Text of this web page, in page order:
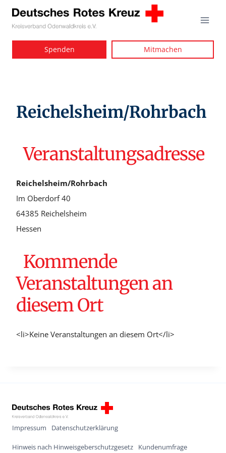
Zum
Inhalt
Spenden Mitmachen
Reichelsheim/Rohrbach
Veranstaltungsadresse
Reichelsheim/Rohrbach
Im Oberdorf 40
64385 Reichelsheim
Hessen
Kommende
Veranstaltungen an
diesem Ort
<li>Keine Veranstaltungen an diesem Ort</li>
Impressum Datenschutzerklärung
Hinweis nach Hinweisgeberschutzgesetz Kundenumfrage